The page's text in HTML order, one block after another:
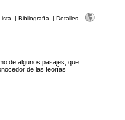
| Bibliografía | Detalles
de algunos pasajes, que
de las teorías